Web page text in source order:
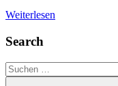
Weiterlesen
Search
Suchen
nach: